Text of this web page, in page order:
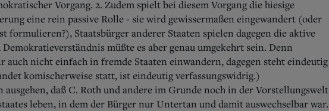
Vorgang. 2. Zudem spielt bei diesem Vorgang die hiesige
eine rein passive Rolle - sie wird gewissermaßen eingewandert (oder
formulieren?), Staatsbürger anderer Staaten spielen dagegen die aktive
müßte es aber genau umgekehrt sein. Denn
auch nicht einfach in fremde Staaten einwandern, dagegen steht eindeutig
komischerweise statt, ist eindeutig verfassungswidrig.)
ausgehen, daß C. Roth und andere im Grunde noch in der Vorstellungswelt
leben, in dem der Bürger nur Untertan und damit auswechselbar war.